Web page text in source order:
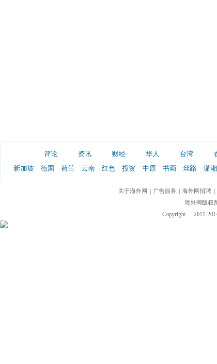
评论 资讯 财经 华人 台湾
新加坡
德国 荷兰 云南 红色 投资 中原 书画 丝路 潇湘
关于海外网 广告服务 海外网招聘
海外网版权
Copyright
2011-